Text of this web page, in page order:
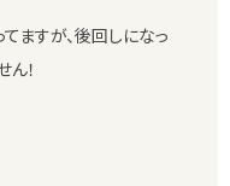
ますが、後回しになっ
！